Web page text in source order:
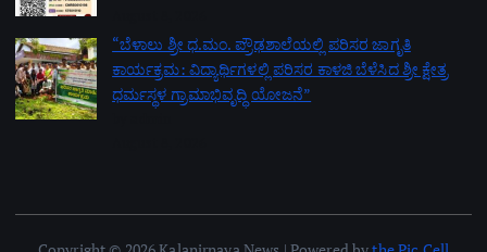
“ಬೆಳಾಲು ಶ್ರೀ ಧ.ಮಂ. ಪ್ರೌಢಶಾಲೆಯಲ್ಲಿ ಪರಿಸರ ಜಾಗೃತಿ
ಕಾರ್ಯಕ್ರಮ: ವಿದ್ಯಾರ್ಥಿಗಳಲ್ಲಿ ಪರಿಸರ ಕಾಳಜಿ ಬೆಳೆಸಿದ ಶ್ರೀ ಕ್ಷೇತ್ರ
ಧರ್ಮಸ್ಥಳ ಗ್ರಾಮಾಭಿವೃದ್ಧಿ ಯೋಜನೆ”